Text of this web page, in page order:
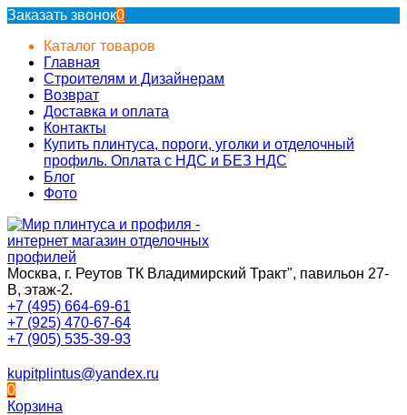
Заказать звонок0
Каталог товаров
Главная
Строителям и Дизайнерам
Возврат
Доставка и оплата
Контакты
Купить плинтуса, пороги, уголки и отделочный
профиль. Оплата с НДС и БЕЗ НДС
Блог
Фото
Москва, г. Реутов ТК Владимирский Тракт", павильон 27-
В, этаж-2.
+7 (495) 664-69-61
+7 (925) 470-67-64
+7 (905) 535-39-93
kupitplintus@yandex.ru
0
Корзина